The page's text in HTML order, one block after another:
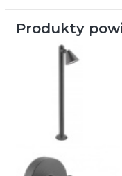
Produkty